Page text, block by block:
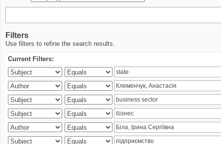
Filters
Use filters to refine the search results.
Current Filters: